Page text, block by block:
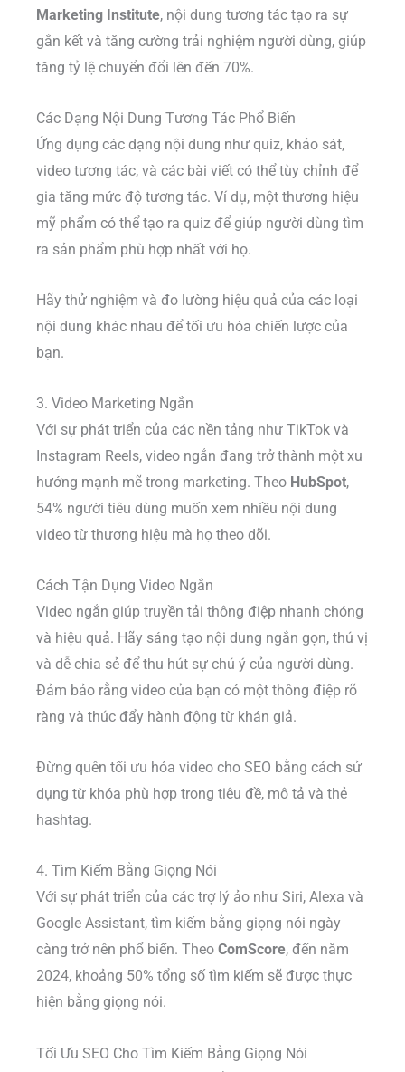
Marketing Institute, nội dung tương tác tạo ra sự
gắn kết và tăng cường trải nghiệm người dùng, giúp
tăng tỷ lệ chuyển đổi lên đến 70%.
Các Dạng Nội Dung Tương Tác Phổ Biến
Ứng dụng các dạng nội dung như quiz, khảo sát,
video tương tác, và các bài viết có thể tùy chỉnh để
gia tăng mức độ tương tác. Ví dụ, một thương hiệu
mỹ phẩm có thể tạo ra quiz để giúp người dùng tìm
ra sản phẩm phù hợp nhất với họ.
Hãy thử nghiệm và đo lường hiệu quả của các loại
nội dung khác nhau để tối ưu hóa chiến lược của
bạn.
3. Video Marketing Ngắn
Với sự phát triển của các nền tảng như TikTok và
Instagram Reels, video ngắn đang trở thành một xu
hướng mạnh mẽ trong marketing. Theo HubSpot,
54% người tiêu dùng muốn xem nhiều nội dung
video từ thương hiệu mà họ theo dõi.
Cách Tận Dụng Video Ngắn
Video ngắn giúp truyền tải thông điệp nhanh chóng
và hiệu quả. Hãy sáng tạo nội dung ngắn gọn, thú vị
và dễ chia sẻ để thu hút sự chú ý của người dùng.
Đảm bảo rằng video của bạn có một thông điệp rõ
ràng và thúc đẩy hành động từ khán giả.
Đừng quên tối ưu hóa video cho SEO bằng cách sử
dụng từ khóa phù hợp trong tiêu đề, mô tả và thẻ
hashtag.
4. Tìm Kiếm Bằng Giọng Nói
Với sự phát triển của các trợ lý ảo như Siri, Alexa và
Google Assistant, tìm kiếm bằng giọng nói ngày
càng trở nên phổ biến. Theo ComScore, đến năm
2024, khoảng 50% tổng số tìm kiếm sẽ được thực
hiện bằng giọng nói.
Tối Ưu SEO Cho Tìm Kiếm Bằng Giọng Nói